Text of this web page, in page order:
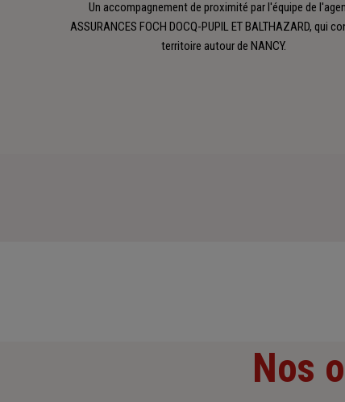
Un accompagnement de proximité par l'équipe de
ASSURANCES FOCH DOCQ-PUPIL ET BALTHAZARD, qui
territoire autour de NANCY.
Nos